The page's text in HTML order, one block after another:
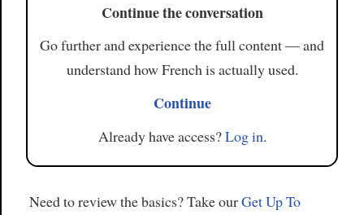
Continue the conversation
Go further and experience the full content — and
understand how French is actually used.
Continue
Already have access?Log in.
Need to review the basics? Take ourGet Up To